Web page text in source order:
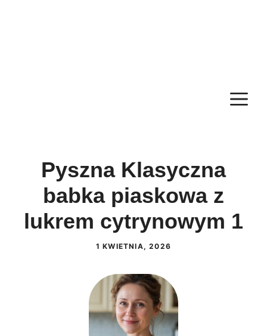
Pyszna Klasyczna
babka piaskowa z
lukrem cytrynowym 1
1 KWIETNIA, 2026